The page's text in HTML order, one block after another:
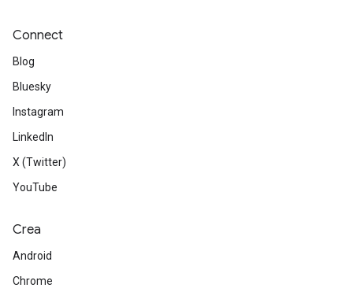
Connect
Blog
Bluesky
Instagram
LinkedIn
X (Twitter)
YouTube
Crea
Android
Chrome